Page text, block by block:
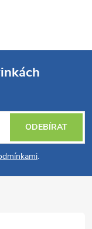
.
ODEBÍRAT